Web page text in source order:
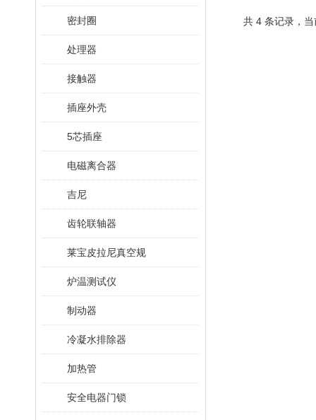
密封圈
处理器
接触器
插座外壳
5芯插座
电磁离合器
吉尼
齿轮联轴器
莱宝皮拉尼真空规
炉温测试仪
制动器
冷凝水排除器
加热管
安全电器门锁
共 4 条记录，